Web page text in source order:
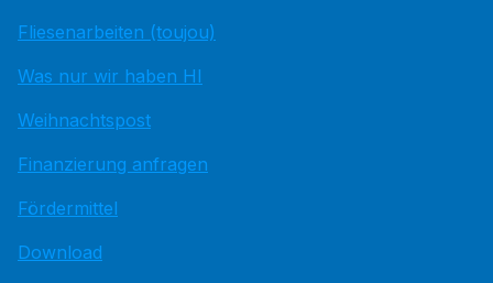
Fliesenarbeiten (toujou)
Was nur wir haben HI
Weihnachtspost
Finanzierung anfragen
Fördermittel
Download